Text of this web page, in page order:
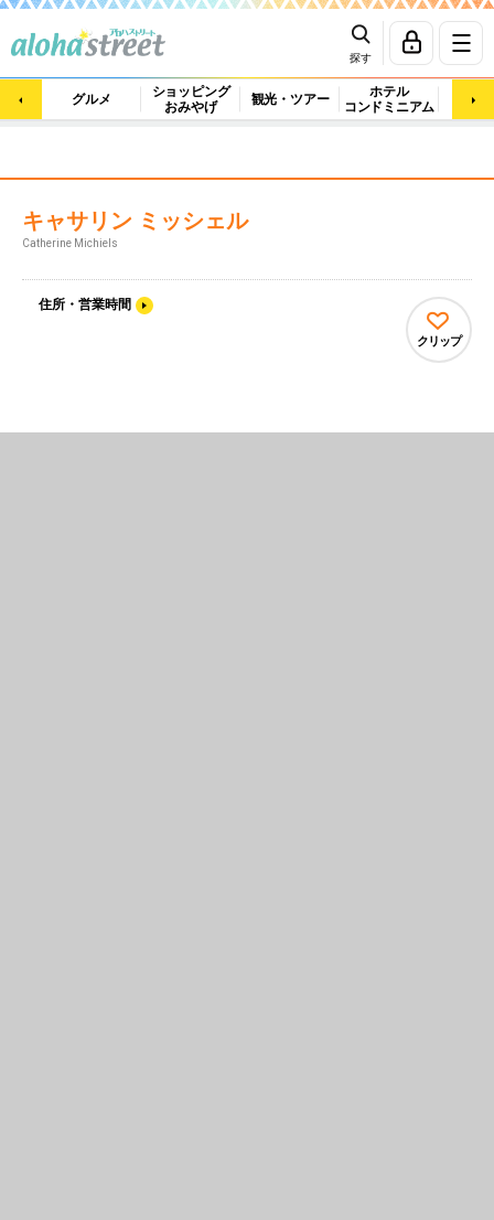
探す
グルメ
ショッピング
おみやげ
観光・ツアー
ホテル
コンドミニアム
マッ
キャサリン ミッシェル
Catherine Michiels
住所・営業時間
クリップ